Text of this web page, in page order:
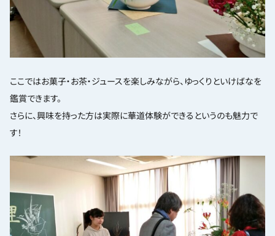
ここではお菓子・お茶・ジュースを楽しみながら、ゆっくりといけばなを
鑑賞できます。
さらに、興味を持った方は実際に華道体験ができるというのも魅力で
す！